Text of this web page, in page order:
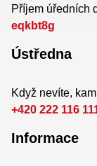
Příjem úředních
eqkbt8g
Ústředna
Když nevíte,
+420 222 116
Informace